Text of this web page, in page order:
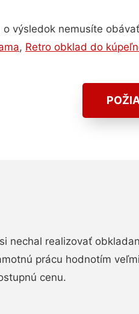
o výsledok nemusíte
, Retro obklad do
nechal realizovať
prácu hodnotím veľmi
cenu.